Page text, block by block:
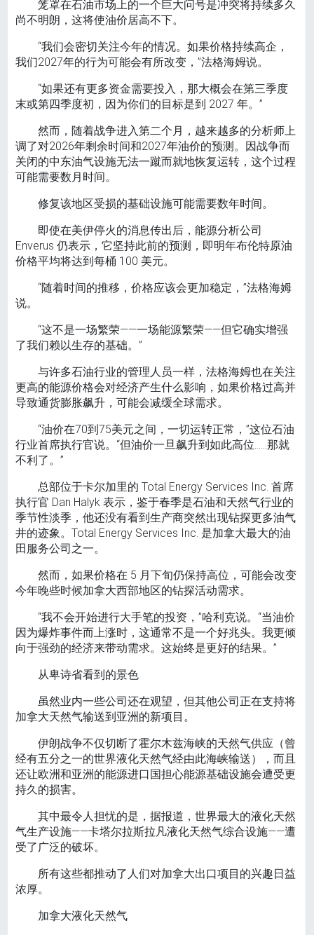
笼罩在石油市场上的一个巨大问号是冲突将持续多久
尚不明朗，这将使油价居高不下。
“我们会密切关注今年的情况。如果价格持续高企，
我们2027年的行为可能会有所改变，”法格海姆说。
“如果还有更多资金需要投入，那大概会在第三季度
末或第四季度初，因为你们的目标是到 2027 年。”
然而，随着战争进入第二个月，越来越多的分析师上
调了对2026年剩余时间和2027年油价的预测。因战争而
关闭的中东油气设施无法一蹴而就地恢复运转，这个过程
可能需要数月时间。
修复该地区受损的基础设施可能需要数年时间。
即使在美伊停火的消息传出后，能源分析公司
Enverus 仍表示，它坚持此前的预测，即明年布伦特原油
价格平均将达到每桶 100 美元。
“随着时间的推移，价格应该会更加稳定，”法格海姆
说。
“这不是一场繁荣——一场能源繁荣——但它确实增强
了我们赖以生存的基础。”
与许多石油行业的管理人员一样，法格海姆也在关注
更高的能源价格会对经济产生什么影响，如果价格过高并
导致通货膨胀飙升，可能会减缓全球需求。
“油价在70到75美元之间，一切运转正常，”这位石油
行业首席执行官说。“但油价一旦飙升到如此高位……那就
不利了。”
总部位于卡尔加里的 Total Energy Services Inc. 首席
执行官 Dan Halyk 表示，鉴于春季是石油和天然气行业的
季节性淡季，他还没有看到生产商突然出现钻探更多油气
井的迹象。Total Energy Services Inc. 是加拿大最大的油
田服务公司之一。
然而，如果价格在 5 月下旬仍保持高位，可能会改变
今年晚些时候加拿大西部地区的钻探活动需求。
“我不会开始进行大手笔的投资，”哈利克说。“当油价
因为爆炸事件而上涨时，这通常不是一个好兆头。我更倾
向于强劲的经济来带动需求。这始终是更好的结果。”
从卑诗省看到的景色
虽然业内一些公司还在观望，但其他公司正在支持将
加拿大天然气输送到亚洲的新项目。
伊朗战争不仅切断了霍尔木兹海峡的天然气供应（曾
经有五分之一的世界液化天然气经由此海峡输送），而且
还让欧洲和亚洲的能源进口国担心能源基础设施会遭受更
持久的损害。
其中最令人担忧的是，据报道，世界最大的液化天然
气生产设施——卡塔尔拉斯拉凡液化天然气综合设施——遭
受了广泛的破坏。
所有这些都推动了人们对加拿大出口项目的兴趣日益
浓厚。
加拿大液化天然气